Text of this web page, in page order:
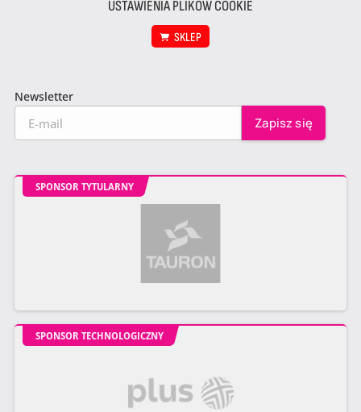
USTAWIENIA PLIKÓW COOKIE
SKLEP
Newsletter
SPONSOR TYTULARNY
SPONSOR TECHNOLOGICZNY